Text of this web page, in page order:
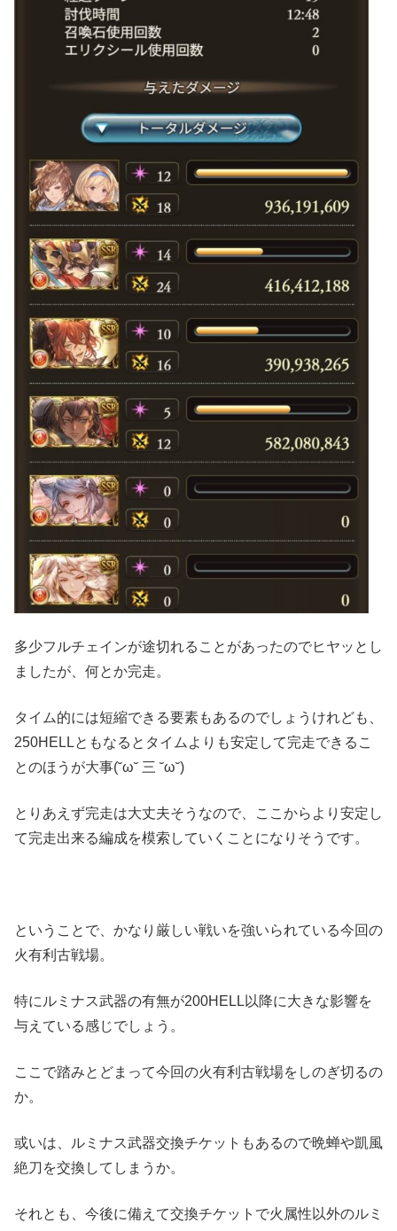
多少フルチェインが途切れることがあったのでヒヤッとし
ましたが、何とか完走。
タイム的には短縮できる要素もあるのでしょうけれども、
250HELLともなるとタイムよりも安定して完走できるこ
とのほうが大事(˘ω˘ 三 ˘ω˘)
とりあえず完走は大丈夫そうなので、ここからより安定し
て完走出来る編成を模索していくことになりそうです。
ということで、かなり厳しい戦いを強いられている今回の
火有利古戦場。
特にルミナス武器の有無が200HELL以降に大きな影響を
与えている感じでしょう。
ここで踏みとどまって今回の火有利古戦場をしのぎ切るの
か。
或いは、ルミナス武器交換チケットもあるので晩蝉や凱風
絶刀を交換してしまうか。
それとも、今後に備えて交換チケットで火属性以外のルミ